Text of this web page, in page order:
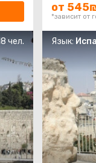
от
*зависит от
чел. Язык: